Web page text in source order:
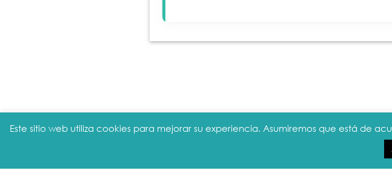
Aviso legal|Política de privacidad|Política de cookies
Este sitio web utiliza cookies para mejorar su experiencia. Asumiremos que está de